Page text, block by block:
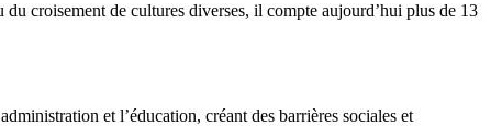
croisement de cultures diverses, il compte aujourd’hui plus de 13
et l’éducation, créant des barrières sociales et